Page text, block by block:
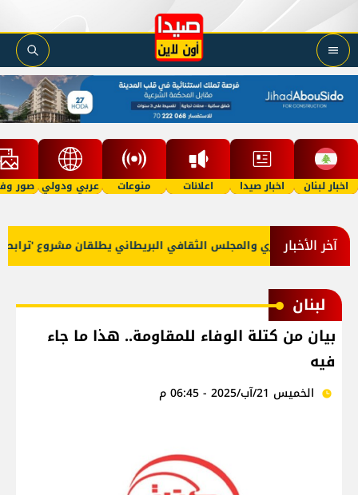
اخبار لبنان اخبار صيدا اعلانات منوعات عربي ودولي صور
آخر الأخبار
الحريري والمجلس الثقافي البريطاني يطلقان مشروع 'ترابط
لبنان
بيان من كتلة الوفاء للمقاومة.. هذا ما جاء
فيه
الخميس 21/آب/2025 - 06:45 م